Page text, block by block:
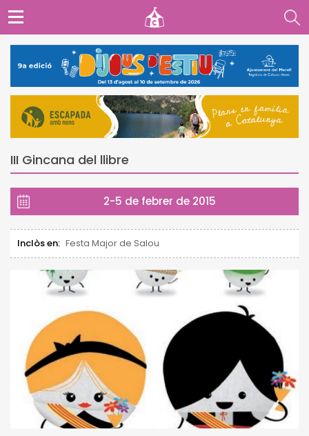
III Gincana del llibre
2-5 de febrer de 2015
Inclòs en: Festa Major de Salou